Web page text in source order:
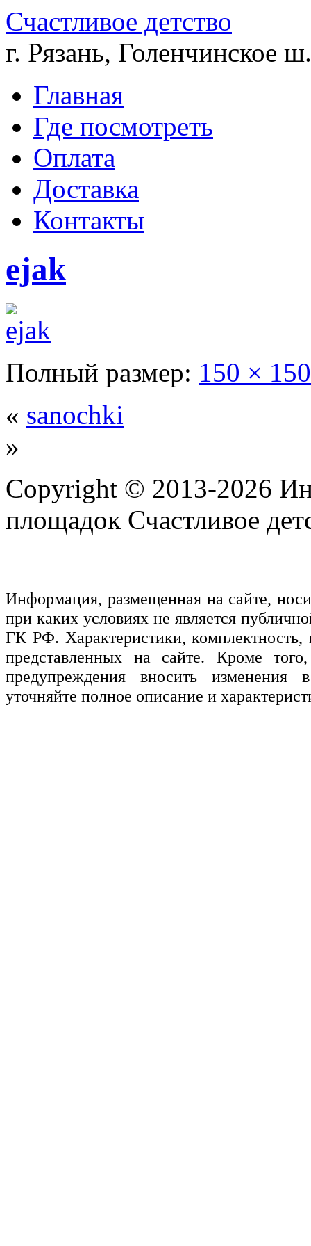
Счастливое детство
г. Рязань, Голенчинское
Главная
Где посмотреть
Оплата
Доставка
Контакты
ejak
Полный размер: 150 × 150
« sanochki
»
Copyright © 2013-2026
площадок Счастливое
Информация, размещенная на сайте,
при каких условиях не является
ГК РФ. Характеристики,
представленных на сайте. Кроме
предупреждения вносить изменения
уточняйте полное описание и